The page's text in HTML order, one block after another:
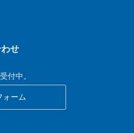
せ
付中。
ォーム